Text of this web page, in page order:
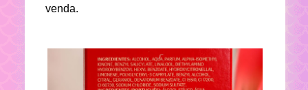
venda.